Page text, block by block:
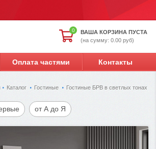
0
ВАША КОРЗИНА ПУСТА
(на сумму: 0.00 руб)
Оплата частями Контакты
Каталог Гостиные Гостиные БРВ в светлых тонах
от А до Я